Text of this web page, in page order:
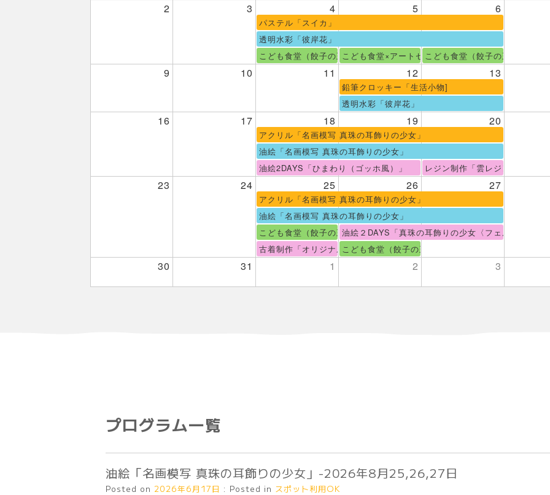
2 3 4 5 6
パステル「スイカ」
透明水彩「彼岸花」
こども食堂（餃子の王将弁当テイクアウト）
こども食堂×アートセラピーこども食堂（餃子の王将弁当テ
9 10 11 12 13
鉛筆クロッキー「生活小物]
透明水彩「彼岸花」
16 17 18 19 20
アクリル「名画模写 真珠の耳飾りの少女」
油絵「名画模写 真珠の耳飾りの少女」
油絵2DAYS「ひまわり（ゴッホ風）」
レジン制作「雲レジン」
23 24 25 26 27
アクリル「名画模写 真珠の耳飾りの少女」
油絵「名画模写 真珠の耳飾りの少女」
こども食堂（餃子の王将弁当テイクアウト）
油絵２DAYS「真珠の耳飾りの少女〈フェルメール模
古着制作「オリジナルリース」こども食堂（餃子の王将弁当テイクアウト）
30 31 1 2 3
プログラム一覧
油絵「名画模写 真珠の耳飾りの少女」-2026年8月25,26,27日
Posted on 2026年6月17日 : Posted in スポット利用OK